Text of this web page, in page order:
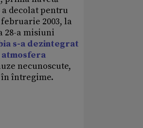
a decolat pentru
2003, la
28-a misiuni
s-a dezintegrat
necunoscute,
în întregime.